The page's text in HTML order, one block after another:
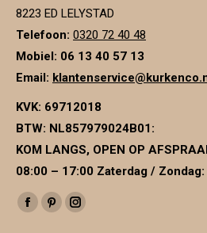
8223 ED LELYSTAD
Telefoon: 0320 72 40 48
Mobiel: 06 13 40 57 13
Email:
KVK: 69712018
BTW: NL857979024B01 :
KOM LANGS, OPEN OP
08:00 – 17:00 Zaterdag /
Vind ons op:
Facebook
PinterestInstagram